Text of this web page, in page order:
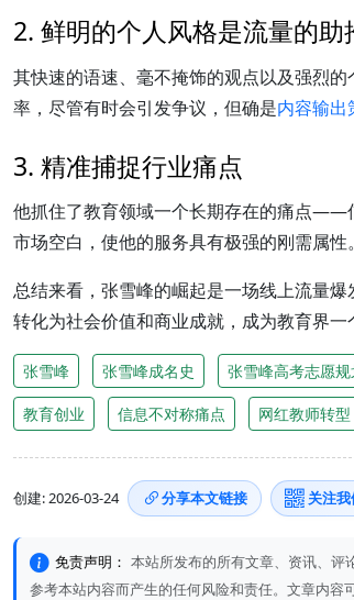
2. 鲜明的个人风格是流量的助
其快速的语速、毫不掩饰的观点以及强烈
率，尽管有时会引发争议，但确是内容输出
3. 精准捕捉行业痛点
他抓住了教育领域一个长期存在的痛点——
市场空白，使他的服务具有极强的刚需属性。
总结来看，张雪峰的崛起是一场线上流量
转化为社会价值和商业成就，成为教育界一
张雪峰 张雪峰成名史 张雪峰高考志愿规
教育创业 信息不对称痛点 网红教师转型
创建: 2026-03-24 分享本文链接 关注
免责声明： 本站所发布的所有文章、资讯、评
参考本站内容而产生的任何风险和责任。文章内